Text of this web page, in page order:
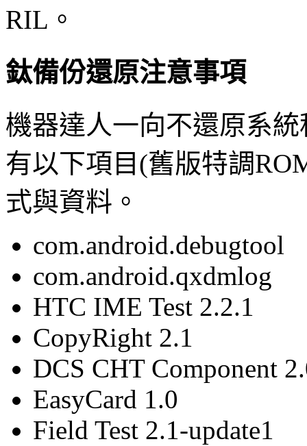
RIL。
鈦備份還原注意事項
機器達人一向不還原系
有以下項目(舊版特調
式與資料。
com.android.debugtool
com.android.qxdmlog
HTC IME Test 2.2.1
CopyRight 2.1
DCS CHT Component
EasyCard 1.0
Field Test 2.1-update1